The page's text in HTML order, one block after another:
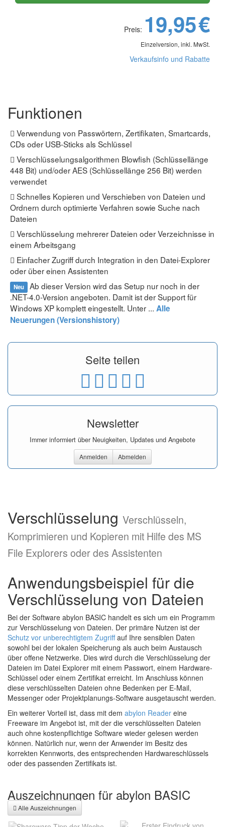
Preis: 19,95€
Einzelversion, inkl. MwSt.
Verkaufsinfo und Rabatte
Funktionen
Verwendung von Passwörtern, Zertifikaten, Smartcards,
CDs oder USB-Sticks als Schlüssel
Verschlüsselungsalgorithmen Blowfish (Schlüssellänge
448 Bit) und/oder AES (Schlüssellänge 256 Bit) werden
verwendet
Schnelles Kopieren und Verschieben von Dateien und
Ordnern durch optimierte Verfahren sowie Suche nach
Dateien
Verschlüsselung mehrerer Dateien oder Verzeichnisse in
einem Arbeitsgang
Einfacher Zugriff durch Integration in den Datei-Explorer
oder über einen Assistenten
Neu Ab dieser Version wird das Setup nur noch in der
.NET-4.0-Version angeboten. Damit ist der Support für
Windows XP komplett eingestellt. Unter ... Alle
Neuerungen (Versionshistory)
Seite teilen
Newsletter
Immer informiert über Neuigkeiten, Updates und Angebote
Anmelden Abmelden
Verschlüsselung Verschlüsseln,
Komprimieren und Kopieren mit Hilfe des MS
File Explorers oder des Assistenten
Anwendungsbeispiel für die
Verschlüsselung von Dateien
Bei der Software abylon BASIC handelt es sich um ein Programm
zur Verschlüsselung von Dateien. Der primäre Nutzen ist der
Schutz vor unberechtigtem Zugriffauf Ihre sensiblen Daten
sowohl bei der lokalen Speicherung als auch beim Austausch
über offene Netzwerke. Dies wird durch die Verschlüsselung der
Dateien im Datei Explorer mit einem Passwort, einem Hardware-
Schlüssel oder einem Zertifikat erreicht. Im Anschluss können
diese verschlüsselten Dateien ohne Bedenken per E-Mail,
Messenger oder Projektplanungs-Software ausgetauscht werden.
Ein weiterer Vorteil ist, dass mit dem abylon Reader eine
Freeware im Angebot ist, mit der die verschlüsselten Dateien
auch ohne kostenpflichtige Software wieder gelesen werden
können. Natürlich nur, wenn der Anwender im Besitz des
korrekten Kennworts, des entsprechenden Hardwareschlüssels
oder des passenden Zertifikats ist.
Auszeichnungen für abylon BASIC
Alle Auszeichnungen